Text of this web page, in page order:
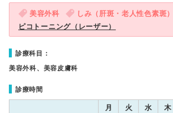
美容外科 しみ（肝斑・老人性色素斑）
ピコトーニング（レーザー）
診療科目：
美容外科、美容皮膚科
診療時間
月 火 水 木